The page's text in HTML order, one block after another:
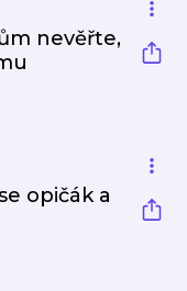
nevěřte,
opičák a